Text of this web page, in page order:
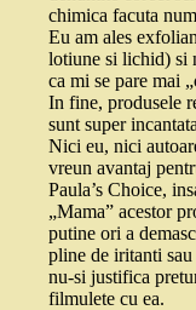
chimica facuta
Eu am ales
lotiune si lichid) si
ca mi se pare mai
In fine, produsele
sunt super
Nici eu, nici
vreun avantaj
Paula’s Choice,
„Mama” acestor
putine ori a
pline de iritanti
nu-si justifica
filmulete cu ea.